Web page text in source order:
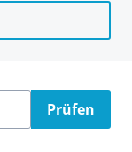
Prüfen